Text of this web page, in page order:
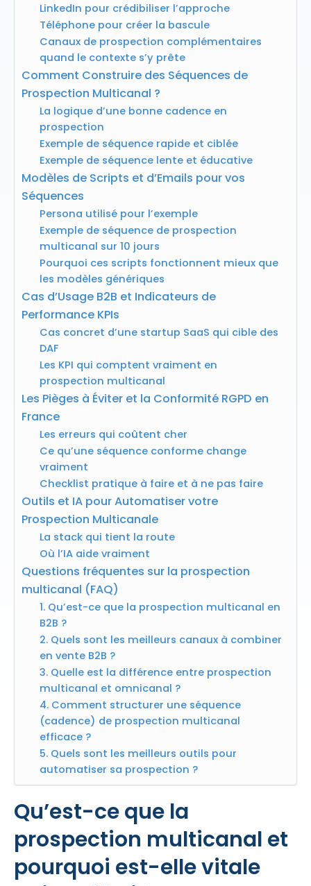
LinkedIn pour crédibiliser l’approche
Téléphone pour créer la bascule
Canaux de prospection complémentaires
quand le contexte s’y prête
Comment Construire des Séquences de
Prospection Multicanal ?
La logique d’une bonne cadence en
prospection
Exemple de séquence rapide et ciblée
Exemple de séquence lente et éducative
Modèles de Scripts et d’Emails pour vos
Séquences
Persona utilisé pour l’exemple
Exemple de séquence de prospection
multicanal sur 10 jours
Pourquoi ces scripts fonctionnent mieux que
les modèles génériques
Cas d’Usage B2B et Indicateurs de
Performance KPIs
Cas concret d’une startup SaaS qui cible des
DAF
Les KPI qui comptent vraiment en
prospection multicanal
Les Pièges à Éviter et la Conformité RGPD en
France
Les erreurs qui coûtent cher
Ce qu’une séquence conforme change
vraiment
Checklist pratique à faire et à ne pas faire
Outils et IA pour Automatiser votre
Prospection Multicanale
La stack qui tient la route
Où l’IA aide vraiment
Questions fréquentes sur la prospection
multicanal (FAQ)
1. Qu’est-ce que la prospection multicanal en
B2B ?
2. Quels sont les meilleurs canaux à combiner
en vente B2B ?
3. Quelle est la différence entre prospection
multicanal et omnicanal ?
4. Comment structurer une séquence
(cadence) de prospection multicanal
efficace ?
5. Quels sont les meilleurs outils pour
automatiser sa prospection ?
Qu’est-ce que la
prospection multicanal et
pourquoi est-elle vitale